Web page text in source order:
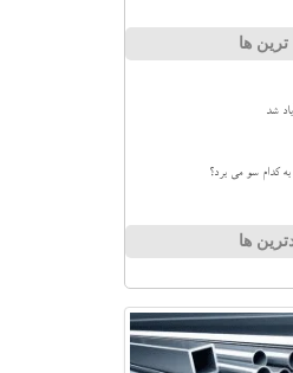
ها
شد
کدام سو می برد؟
ها